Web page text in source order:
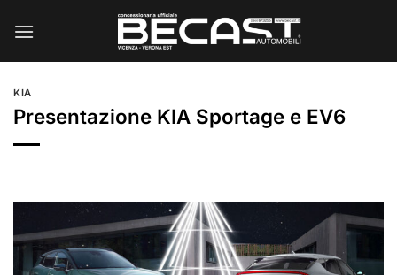
KIA
Presentazione KIA Sportage e EV6